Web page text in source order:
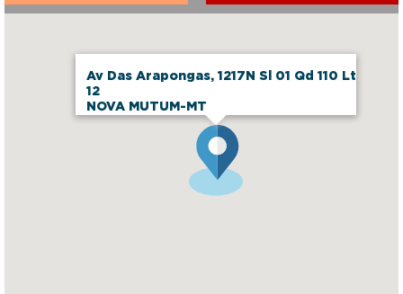
Av Das Arapongas, 1217N Sl 01 Qd 110 Lt
12
NOVA MUTUM-MT